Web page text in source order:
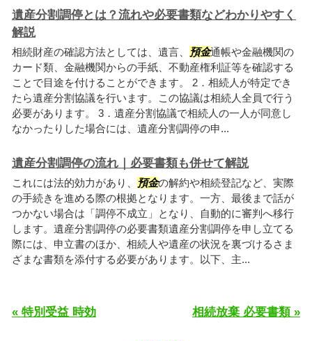
遺産分割調停とは？流れや必要書類などわかりやすく
解説
相続財産の確認方法としては、遺言、 預金通帳や金融機関の
カード類、金融機関からの手紙、不動産権利証等を確認する
ことで目途を付けることができます。 2．相続人が特定でき
たら遺産分割協議を行います。この協議は相続人全員で行う
必要があります。 3．遺産分割協議で相続人の一人が同意し
なかったりした場合には、遺産分割調停の申...
遺産分割調停の流れ｜必要書類も併せて解説
これには法的効力があり、 預金の解約や相続登記など、実際
の手続きを進める際の根拠となります。一方、最後まで話が
つかない場合は「調停不成立」となり、自動的に審判へ移行
します。遺産分割調停の必要書類遺産分割調停を申し立てる
際には、申立書のほか、相続人や遺産の状況を裏づけるさま
ざまな書類を添付する必要があります。以下、主...
« 特別受益 時効 相続放棄 必要書類 »